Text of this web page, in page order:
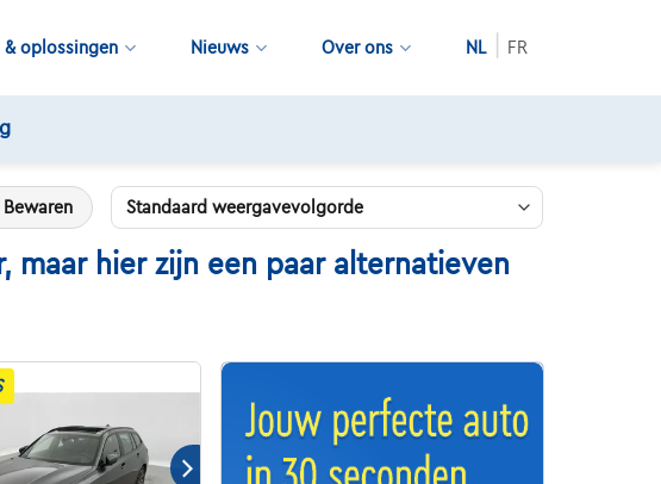
& oplossingen Nieuws Over ons NL FR
Bewaren
maar hier zijn een paar alternatieven